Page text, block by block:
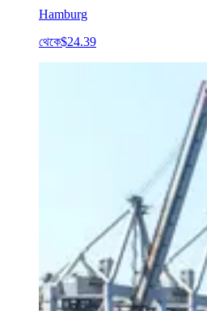
Hamburg
থেকে$24.39